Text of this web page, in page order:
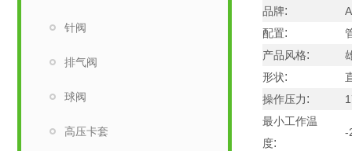
针阀
排气阀
球阀
高压卡套
品牌:
配置:
产品风格:
形状:
操作压力:
最小工作温
度:
-